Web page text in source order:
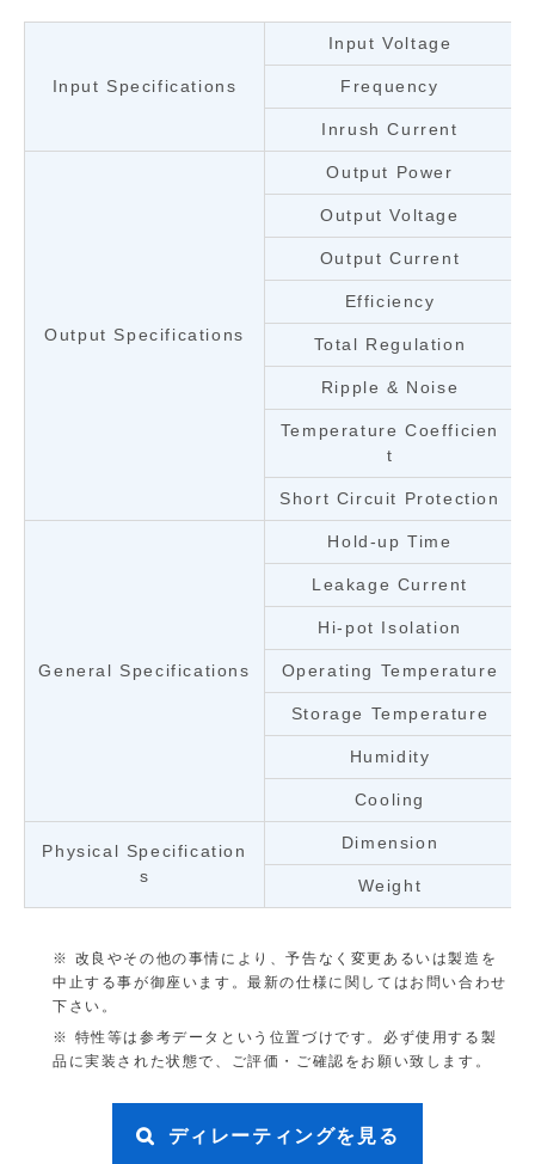
Input Specifications
Input Voltage
Frequency
Inrush Current
Output Specifications
Output Power
Output Voltage
Output Current
Efficiency
Total Regulation
Ripple & Noise
Temperature Coefficien
t
Short Circuit Protection
General Specifications
Hold-up Time
Leakage Current
Hi-pot Isolation
Operating Temperature
Storage Temperature
Humidity
Cooling
Physical Specification
s
Dimension
Weight
改良やその他の事情により、予告なく変更あるいは製造を
中止する事が御座います。最新の仕様に関してはお問い合わせ
下さい。
特性等は参考データという位置づけです。必ず使用する製
品に実装された状態で、ご評価・ご確認をお願い致します。
ディレーティングを見る